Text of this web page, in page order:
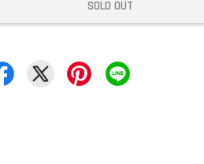
SOLD OUT